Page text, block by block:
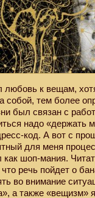
любовь к вещам,
собой, тем более
был связан с
надо «держать
код. А вот с
для меня
как шоп-мания.
речь пойдет о
во внимание
а также «вещизм»